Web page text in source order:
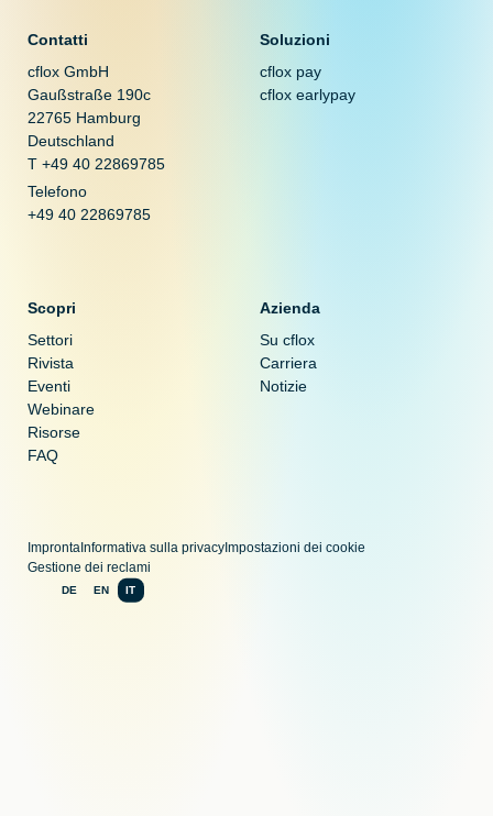
Contatti
cflox GmbH
Gaußstraße 190c
22765 Hamburg
Deutschland
T +49 40 22869785
Telefono
+49 40 22869785
Soluzioni
cflox pay
cflox earlypay
Scopri
Settori
Rivista
Eventi
Webinare
Risorse
FAQ
Azienda
Su cflox
Carriera
Notizie
DE EN IT
ImprontaInformativa sulla privacyImpostazioni dei cookie
Gestione dei reclami